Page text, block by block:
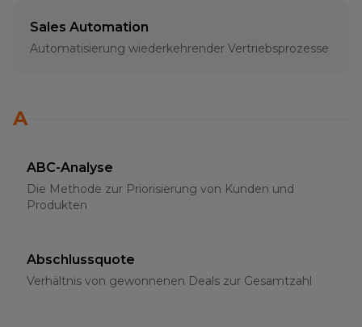
Sales Automation
Automatisierung wiederkehrender Vertriebsprozesse
A
ABC-Analyse
Die Methode zur Priorisierung von Kunden und
Produkten
Abschlussquote
Verhältnis von gewonnenen Deals zur Gesamtzahl